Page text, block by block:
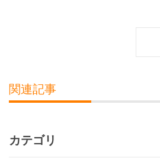
関連記事
カテゴリ